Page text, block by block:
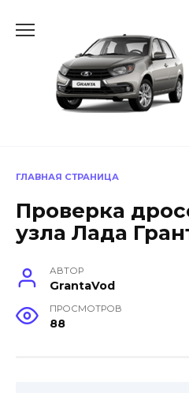
содержанию
ГЛАВНАЯ СТРАНИЦА
Проверка
узла Лада
АВТОР
GrantaVod
ПРОСМОТРОВ
88